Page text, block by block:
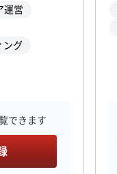
運営
ング
できます